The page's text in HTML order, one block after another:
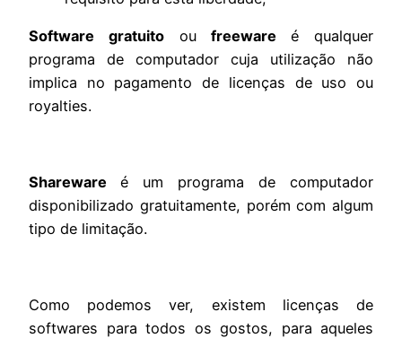
Software gratuitooufreewareé qualquer
programa de computador cuja utilização não
implica no pagamento de licenças de uso ou
royalties.
Shareware
é um programa de computador
disponibilizado gratuitamente, porém com algum
tipo de limitação.
Como podemos ver, existem licenças de
softwares para todos os gostos, para aqueles